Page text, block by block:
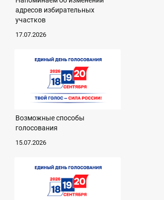
адресов избирательных
участков
17.07.2026
Возможные способы
голосования
15.07.2026